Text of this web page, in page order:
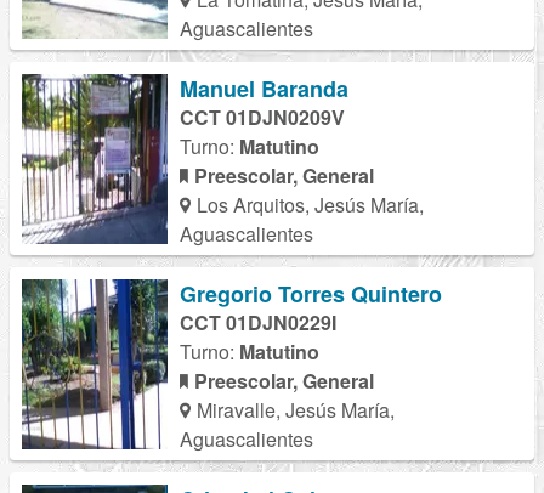
Aguascalientes
Manuel Baranda
CCT 01DJN0209V
Turno: Matutino
Preescolar, General
Los Arquitos, Jesús María,
Aguascalientes
Gregorio Torres Quintero
CCT 01DJN0229I
Turno: Matutino
Preescolar, General
Miravalle, Jesús María,
Aguascalientes